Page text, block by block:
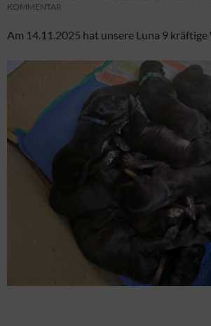
KOMMENTAR
Am 14.11.2025 hat unsere Luna 9